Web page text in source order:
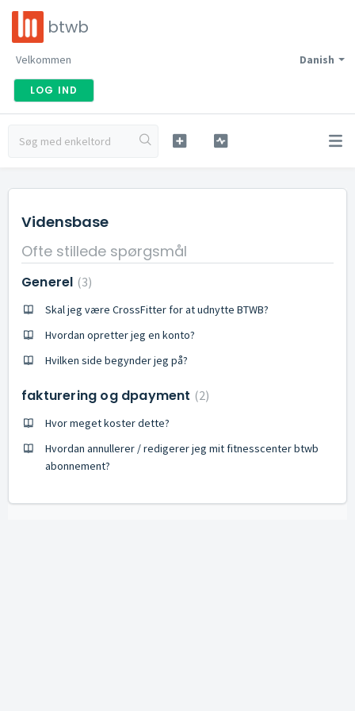
btwb
Danish
Velkommen
LOG IND
Vidensbase
Ofte stillede spørgsmål
Generel 3
Skal jeg være CrossFitter for at udnytte BTWB?
Hvordan opretter jeg en konto?
Hvilken side begynder jeg på?
fakturering og dpayment 2
Hvor meget koster dette?
Hvordan annullerer / redigerer jeg mit fitnesscenter btwb
abonnement?